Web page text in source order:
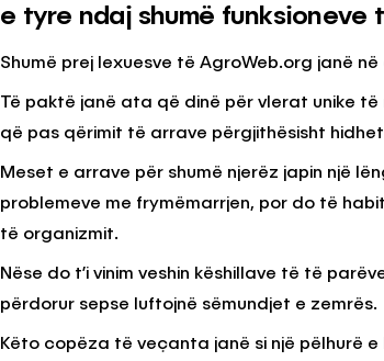
e tyre ndaj shumë funksioneve
Shumë prej lexuesve të AgroWeb.org janë
Të paktë janë ata që dinë për vlerat unike
që pas qërimit të arrave përgjithësisht
Meset e arrave për shumë njerëz japin një
problemeve me frymëmarrjen, por do të
të organizmit.
Nëse do t’i vinim veshin këshillave të të
përdorur sepse luftojnë sëmundjet e zemrës.
Këto copëza të veçanta janë si një pëlhurë
KËSHILLA & IDE
Pse Nuk Duhet të Përdorni
Letrën e Aluminit për